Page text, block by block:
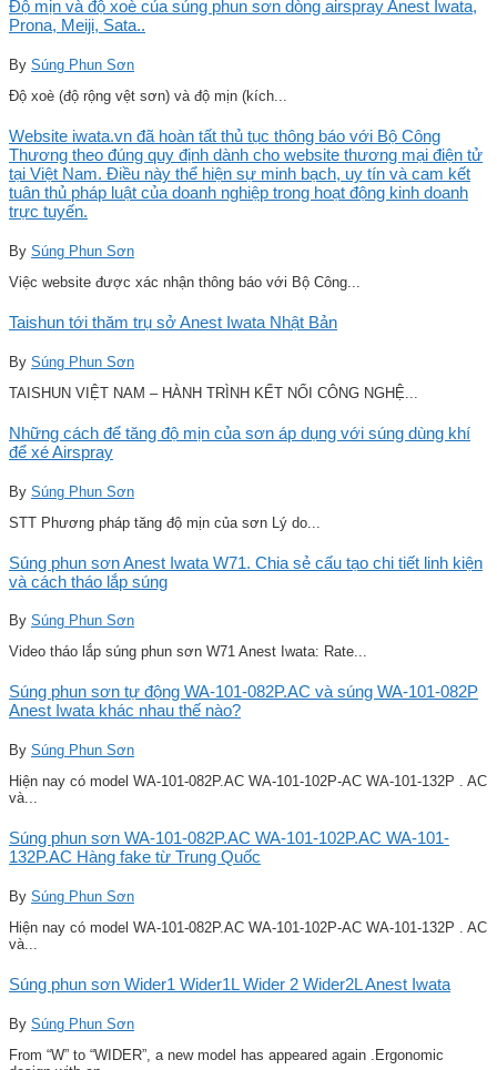
Độ mịn và độ xoè của súng phun sơn dòng airspray Anest Iwata,
Prona, Meiji, Sata..
By Súng Phun Sơn
Độ xoè (độ rộng vệt sơn) và độ mịn (kích...
Website iwata.vn đã hoàn tất thủ tục thông báo với Bộ Công
Thương theo đúng quy định dành cho website thương mại điện tử
tại Việt Nam. Điều này thể hiện sự minh bạch, uy tín và cam kết
tuân thủ pháp luật của doanh nghiệp trong hoạt động kinh doanh
trực tuyến.
By Súng Phun Sơn
Việc website được xác nhận thông báo với Bộ Công...
Taishun tới thăm trụ sở Anest Iwata Nhật Bản
By Súng Phun Sơn
TAISHUN VIỆT NAM – HÀNH TRÌNH KẾT NỐI CÔNG NGHỆ...
Những cách để tăng độ mịn của sơn áp dụng với súng dùng khí
để xé Airspray
By Súng Phun Sơn
STT Phương pháp tăng độ mịn của sơn Lý do...
Súng phun sơn Anest Iwata W71. Chia sẻ cấu tạo chi tiết linh kiện
và cách tháo lắp súng
By Súng Phun Sơn
Video tháo lắp súng phun sơn W71 Anest Iwata: Rate...
Súng phun sơn tự động WA-101-082P.AC và súng WA-101-082P
Anest Iwata khác nhau thế nào?
By Súng Phun Sơn
Hiện nay có model WA-101-082P.AC WA-101-102P-AC WA-101-132P . AC
và...
Súng phun sơn WA-101-082P.AC WA-101-102P.AC WA-101-
132P.AC Hàng fake từ Trung Quốc
By Súng Phun Sơn
Hiện nay có model WA-101-082P.AC WA-101-102P-AC WA-101-132P . AC
và...
Súng phun sơn Wider1 Wider1L Wider 2 Wider2L Anest Iwata
By Súng Phun Sơn
From “W” to “WIDER”, a new model has appeared again .Ergonomic